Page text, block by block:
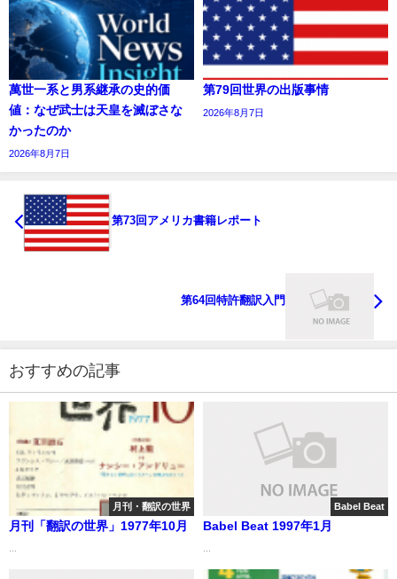
萬世一系と男系継承の史的価
値：なぜ武士は天皇を滅ぼさな
かったのか
2026年8月7日
第79回世界の出版事情
2026年8月7日
第73回アメリカ書籍レポート
第64回特許翻訳入門
おすすめの記事
月刊・翻訳の世界
月刊「翻訳の世界」1977年10月
Babel Beat
Babel Beat 1997年1月